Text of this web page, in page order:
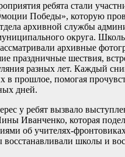
ребята стали
Победы», которую
архивной службы
округа.
архивные
праздничные шествия,
разных лет. Каждый
в прошлое, помогая
дней.
у ребят вызвало
Иванченко, которая
об учителях-
восстанавливали школы и